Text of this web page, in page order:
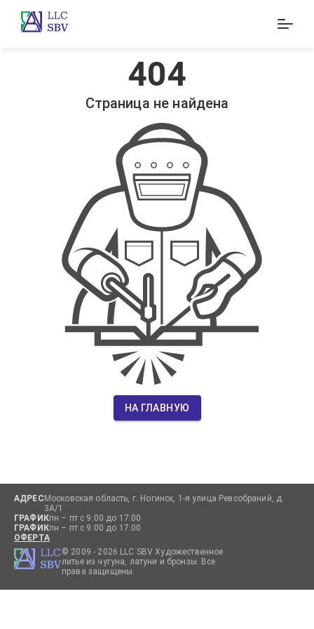
404
Страница не найдена
НА ГЛАВНУЮ
© 2009 - 2026 LLC SBV Художественное
литье из чугуна, латуни и бронзы. Все
права защищены
АДРЕС Московская область, г. Ногинск, 1-я улица Ревсобраний, д.
3А/1
ГРАФИКпн – пт с 9:00 до 17:00
ГРАФИКпн – пт с 9:00 до 17:00
ОФЕРТА